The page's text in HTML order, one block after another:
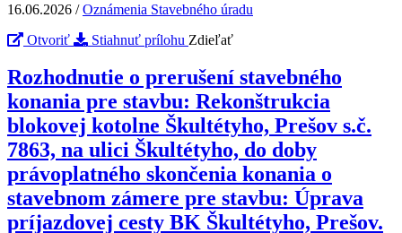
16.06.2026 /Oznámenia Stavebného úradu
Otvoriť
Stiahnuť prílohu Zdieľať
Rozhodnutie o prerušení stavebného
konania pre stavbu: Rekonštrukcia
blokovej kotolne Škultétyho, Prešov s.č.
7863, na ulici Škultétyho, do doby
právoplatného skončenia konania o
stavebnom zámere pre stavbu: Úprava
príjazdovej cesty BK Škultétyho, Prešov.